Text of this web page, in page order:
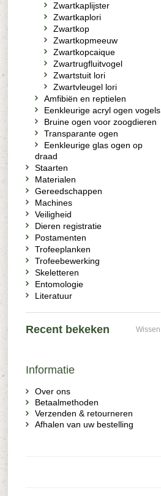
Zwartkaplijster
Zwartkaplori
Zwartkop
Zwartkopmeeuw
Zwartkopcaique
Zwartrugfluitvogel
Zwartstuit lori
Zwartvleugel lori
Amfibiën en reptielen
Eenkleurige acryl ogen vogels
Bruine ogen voor zoogdieren
Transparante ogen
Eenkleurige glas ogen op
draad
Staarten
Materialen
Gereedschappen
Machines
Veiligheid
Dieren registratie
Postamenten
Trofeeplanken
Trofeebewerking
Skeletteren
Entomologie
Literatuur
Recent bekeken Wissen
Informatie
Over ons
Betaalmethoden
Verzenden & retourneren
Afhalen van uw bestelling